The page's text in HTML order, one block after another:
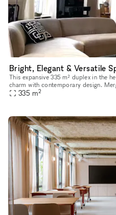
This expansive 335 m² duplex in the
charm with contemporary design.
staircase, it offers stunning volumes
335 m2